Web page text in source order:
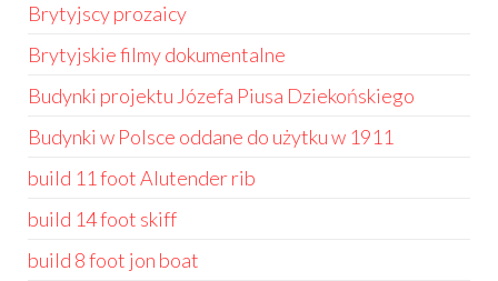
Brytyjscy prozaicy
Brytyjskie filmy dokumentalne
Budynki projektu Józefa Piusa Dziekońskiego
Budynki w Polsce oddane do użytku w 1911
build 11 foot Alutender rib
build 14 foot skiff
build 8 foot jon boat